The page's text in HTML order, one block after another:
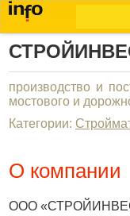
производство и
мостового и
Категории:
О компании
ООО